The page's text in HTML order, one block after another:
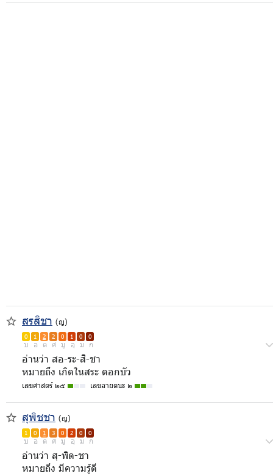
สรสิชา (ญ)
0 1 2 2 0 1 0 0
บ อ ด ศ มู อุ ม ก
อ่านว่า สอ-ระ-สิ-ชา
หมายถึง เกิดในสระ ดอกบัว
เลขศาสตร์ ๒๕ เลขอายตนะ ๒
สุพิชชา (ญ)
1 0 1 3 0 2 0 0
บ อ ด ศ มู อุ ม ก
อ่านว่า สุ-พิด-ชา
หมายถึง มีความรู้ดี